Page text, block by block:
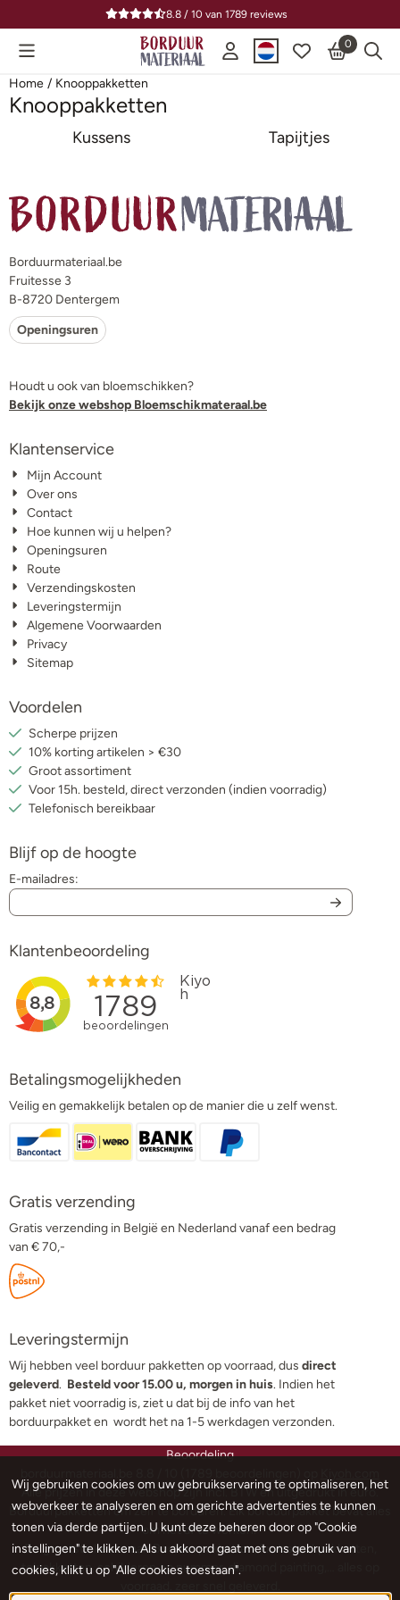
Cookievoorkeuren zijn beschikbaar. Kies instellingen of sta
8.8 / 10van 1789reviews
0
Home / Knooppakketten
Knooppakketten
Kussens Tapijtjes
Borduurmateriaal.be
Fruitesse 3
B-8720 Dentergem
Openingsuren
Houdt u ook van bloemschikken?
Bekijk onze webshop Bloemschikmateraal.be
Klantenservice
Mijn Account
Over ons
Contact
Hoe kunnen wij u helpen?
Openingsuren
Route
Verzendingskosten
Leveringstermijn
Algemene Voorwaarden
Privacy
Sitemap
Voordelen
Scherpe prijzen
10% korting artikelen > €30
Groot assortiment
Voor 15h. besteld, direct verzonden (indien voorradig)
Telefonisch bereikbaar
Blijf op de hoogte
E-mailadres:
Klantenbeoordeling
Betalingsmogelijkheden
Veilig en gemakkelijk betalen op de manier die u zelf wenst.
Gratis verzending
Gratis verzending in België en Nederland vanaf een bedrag
van € 70,-
Leveringstermijn
Wij hebben veel borduur pakketten op voorraad, dus direct
geleverd. Besteld voor 15.00 u, morgen in huis. Indien het
pakket niet voorradig is, ziet u dat bij de info van het
borduurpakket en wordt het na 1-5 werkdagen verzonden.
Beoordeling
Alle prijzen in deze webshop zijn incl. BTW en uitgedrukt in euro.
Borduurpakketten om zelf te borduren. Elk borduurpakket bevat alles
om het af te werken.
De grootste keuze aan Borduurpakketten, kruissteekpakketten,
telpakketten, schilderen op nummer, diamond painting,… alles op
Wij gebruiken cookies om uw gebruikservaring te optimaliseren, het
webverkeer te analyseren en om gerichte advertenties te kunnen
tonen via derde partijen. U kunt deze beheren door op "Cookie
instellingen" te klikken. Als u akkoord gaat met ons gebruik van
cookies, klikt u op "Alle cookies toestaan".